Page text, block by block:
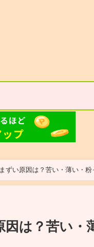
ずい原因は？苦い・薄い・
は？苦い・